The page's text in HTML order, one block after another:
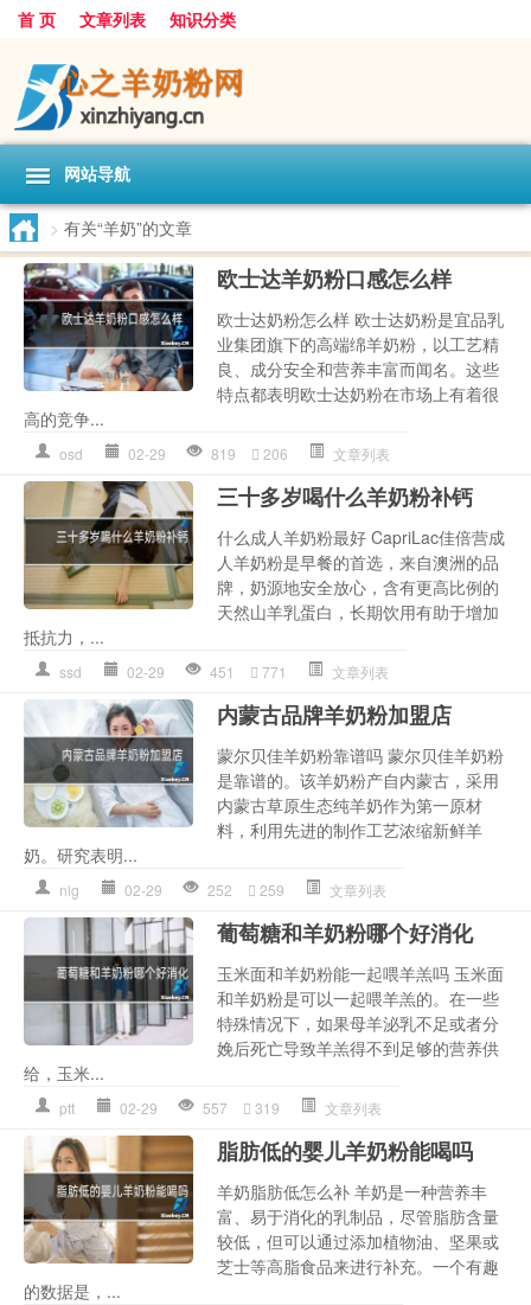
首 页 文章列表 知识分类
网站导航
> 有关“羊奶”的文章
欧士达羊奶粉口感怎么样
欧士达奶粉怎么样 欧士达奶粉是宜品乳
业集团旗下的高端绵羊奶粉，以工艺精
良、成分安全和营养丰富而闻名。这些
特点都表明欧士达奶粉在市场上有着很
高的竞争...
osd 02-29 819 206 文章列表
三十多岁喝什么羊奶粉补钙
什么成人羊奶粉最好 CapriLac佳倍营成
人羊奶粉是早餐的首选，来自澳洲的品
牌，奶源地安全放心，含有更高比例的
天然山羊乳蛋白，长期饮用有助于增加
抵抗力，...
ssd 02-29 451 771 文章列表
内蒙古品牌羊奶粉加盟店
蒙尔贝佳羊奶粉靠谱吗 蒙尔贝佳羊奶粉
是靠谱的。该羊奶粉产自内蒙古，采用
内蒙古草原生态纯羊奶作为第一原材
料，利用先进的制作工艺浓缩新鲜羊
奶。研究表明...
nlg 02-29 252 259 文章列表
葡萄糖和羊奶粉哪个好消化
玉米面和羊奶粉能一起喂羊羔吗 玉米面
和羊奶粉是可以一起喂羊羔的。在一些
特殊情况下，如果母羊泌乳不足或者分
娩后死亡导致羊羔得不到足够的营养供
给，玉米...
ptt 02-29 557 319 文章列表
脂肪低的婴儿羊奶粉能喝吗
羊奶脂肪低怎么补 羊奶是一种营养丰
富、易于消化的乳制品，尽管脂肪含量
较低，但可以通过添加植物油、坚果或
芝士等高脂食品来进行补充。一个有趣
的数据是，...